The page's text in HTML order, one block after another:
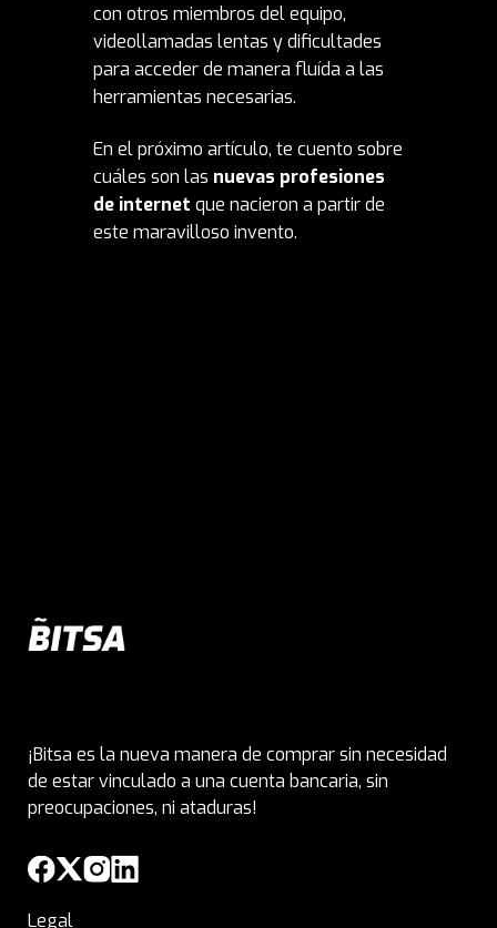
con otros miembros del equipo,
videollamadas lentas y dificultades
para acceder de manera fluída a las
herramientas necesarias.
En el próximo artículo, te cuento sobre
cuáles son las nuevas profesiones
de internet que nacieron a partir de
este maravilloso invento.
¡Bitsa es la nueva manera de comprar sin necesidad
de estar vinculado a una cuenta bancaria, sin
preocupaciones, ni ataduras!
Legal